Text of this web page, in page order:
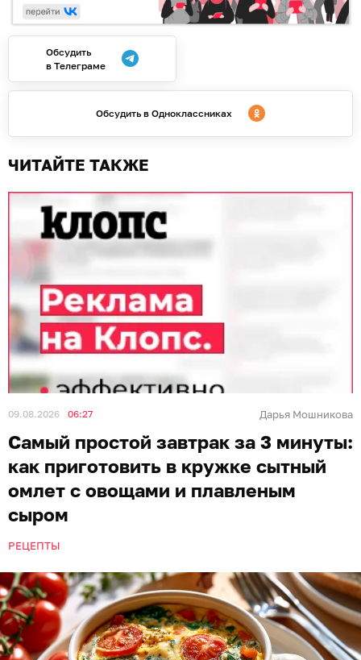
Обсудить
в Телеграме
Обсудить в Одноклассниках
ЧИТАЙТЕ ТАКЖЕ
09.08.2026 06:27 Дарья Мошникова
Самый простой завтрак за 3 минуты:
как приготовить в кружке сытный
омлет с овощами и плавленым
сыром
РЕЦЕПТЫ